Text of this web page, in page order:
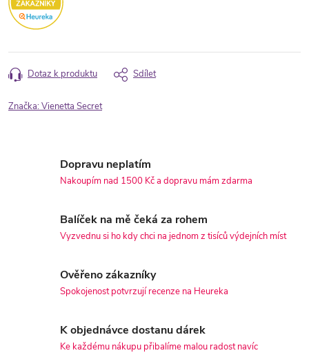
Dotaz k produktu Sdílet
Značka:Vienetta Secret
Dopravu neplatím
Nakoupím nad 1500 Kč a dopravu mám zdarma
Balíček na mě čeká za rohem
Vyzvednu si ho kdy chci na jednom z tisíců výdejních míst
Ověřeno zákazníky
Spokojenost potvrzují recenze na Heureka
K objednávce dostanu dárek
Ke každému nákupu přibalíme malou radost navíc